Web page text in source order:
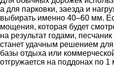
а для парковки, заезда и
выбирать именно 40–60 мм.
мощения, которая будет
на результат годами,
станет удачным решением для
базы отдыха или
отгружается на поддонах по